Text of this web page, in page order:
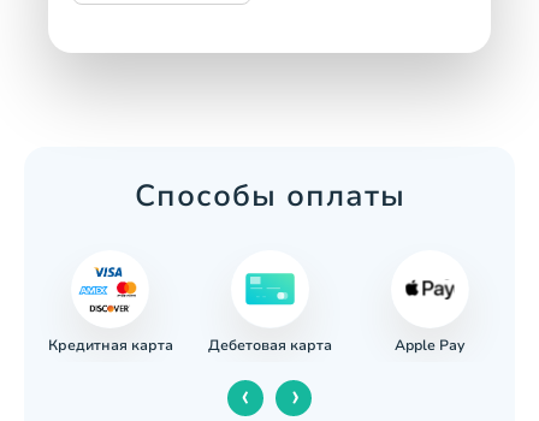
Способы оплаты
Кредитная карта Дебетовая карта Apple Pay
‹ ›